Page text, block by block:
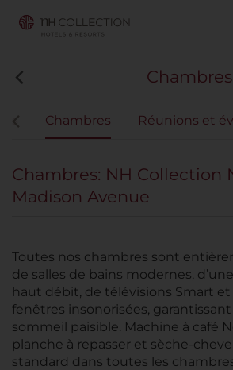
Chambres
Chambres Réunions et
Chambres: NH Collection
Madison Avenue
Toutes nos chambres sont
de salles de bains modernes,
haut débit, de télévisions Smart
fenêtres insonorisées,
sommeil paisible. Machine à café
planche à repasser et sèche-
standard dans toutes les